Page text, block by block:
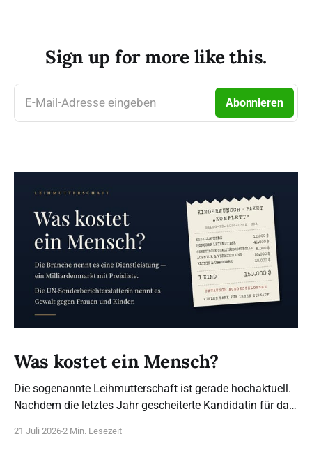
Sign up for more like this.
E-Mail-Adresse eingeben Abonnieren
Was kostet ein Mensch?
Die sogenannte Leihmutterschaft ist gerade hochaktuell.
Nachdem die letztes Jahr gescheiterte Kandidatin für das
21 Juli 20262 Min. Lesezeit